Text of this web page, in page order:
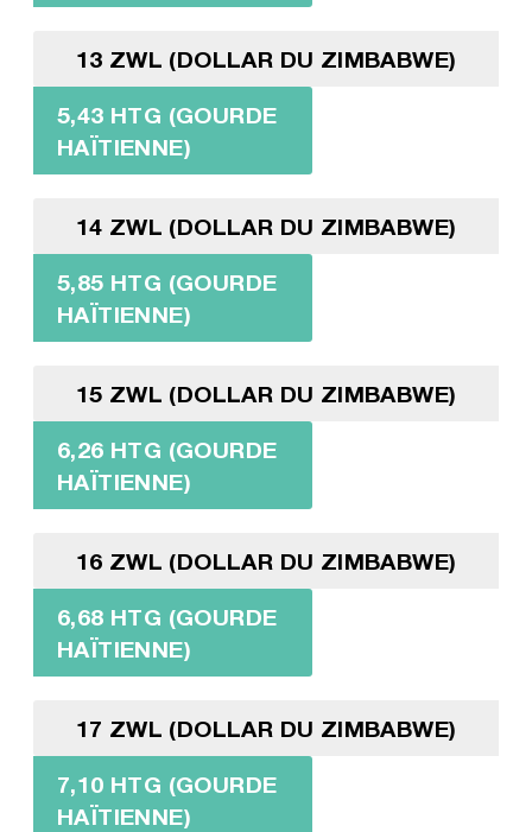
13 ZWL (DOLLAR DU ZIMBABWE)
5,43 HTG (GOURDE
HAÏTIENNE)
14 ZWL (DOLLAR DU ZIMBABWE)
5,85 HTG (GOURDE
HAÏTIENNE)
15 ZWL (DOLLAR DU ZIMBABWE)
6,26 HTG (GOURDE
HAÏTIENNE)
16 ZWL (DOLLAR DU ZIMBABWE)
6,68 HTG (GOURDE
HAÏTIENNE)
17 ZWL (DOLLAR DU ZIMBABWE)
7,10 HTG (GOURDE
HAÏTIENNE)